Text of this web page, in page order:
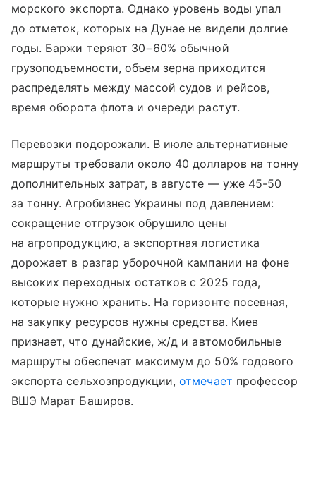
морского экспорта. Однако уровень воды упал
до отметок, которых на Дунае не видели долгие
годы. Баржи теряют 30−60% обычной
грузоподъемности, объем зерна приходится
распределять между массой судов и рейсов,
время оборота флота и очереди растут.
Перевозки подорожали. В июле альтернативные
маршруты требовали около 40 долларов на тонну
дополнительных затрат, в августе — уже 45-50
за тонну. Агробизнес Украины под давлением:
сокращение отгрузок обрушило цены
на агропродукцию, а экспортная логистика
дорожает в разгар уборочной кампании на фоне
высоких переходных остатков с 2025 года,
которые нужно хранить. На горизонте посевная,
на закупку ресурсов нужны средства. Киев
признает, что дунайские, ж/д и автомобильные
маршруты обеспечат максимум до 50% годового
экспорта сельхозпродукции,отмечает профессор
ВШЭ Марат Баширов.